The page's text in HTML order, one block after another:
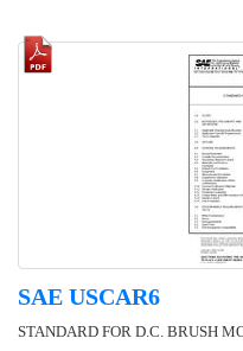
SAE USCAR6
STANDARD FOR D.C. BRUSH